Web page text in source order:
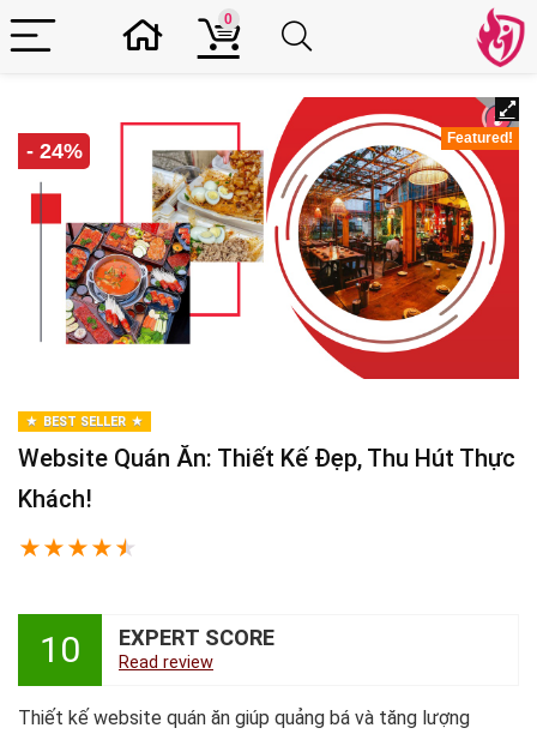
0
Featured!
- 24%
BEST SELLER
Website Quán Ăn: Thiết Kế Đẹp, Thu Hút Thực
Khách!
★★★★★
10 EXPERT SCORE
Read review
Thiết kế website quán ăn giúp quảng bá và tăng lượng